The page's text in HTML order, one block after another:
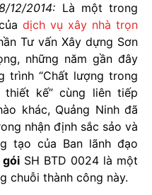
12/2014: Là một trong
dịch vụ xây nhà trọn
Tư vấn Xây dựng Sơn
những năm gần đây
trình “Chất lượng trong
kế” cùng liên tiếp
khác, Quảng Ninh đã
nhận định sắc sảo và
tạo của Ban lãnh đạo
SH BTD 0024 là một
chuỗi thành công này.